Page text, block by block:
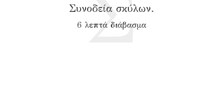
Συνοδεία σκύλων.
6 λεπτά διάβασμα